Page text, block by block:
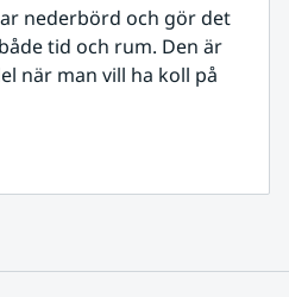
nederbörd och gör det
tid och rum. Den är
när man vill ha koll på